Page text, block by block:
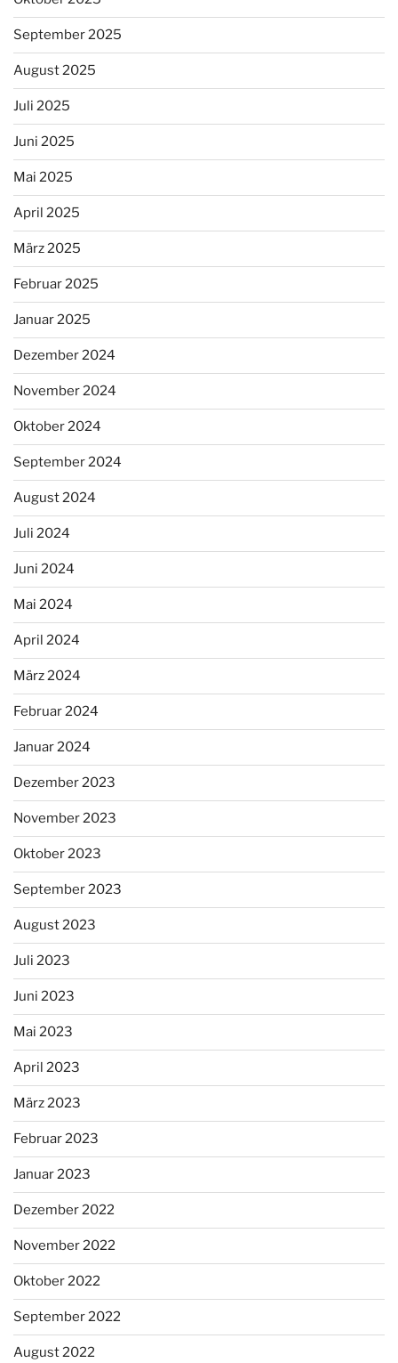
September 2025
August 2025
Juli 2025
Juni 2025
Mai 2025
April 2025
März 2025
Februar 2025
Januar 2025
Dezember 2024
November 2024
Oktober 2024
September 2024
August 2024
Juli 2024
Juni 2024
Mai 2024
April 2024
März 2024
Februar 2024
Januar 2024
Dezember 2023
November 2023
Oktober 2023
September 2023
August 2023
Juli 2023
Juni 2023
Mai 2023
April 2023
März 2023
Februar 2023
Januar 2023
Dezember 2022
November 2022
Oktober 2022
September 2022
August 2022